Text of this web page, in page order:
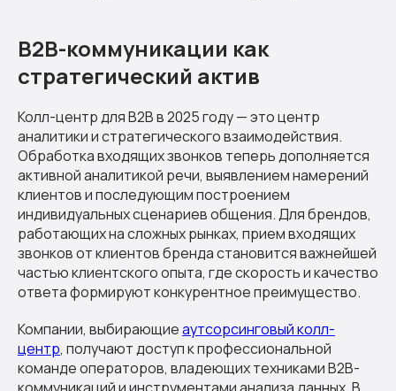
B2B-коммуникации как
стратегический актив
Колл-центр для B2B в 2025 году — это центр
аналитики и стратегического взаимодействия.
Обработка входящих звонков теперь дополняется
активной аналитикой речи, выявлением намерений
клиентов и последующим построением
индивидуальных сценариев общения. Для брендов,
работающих на сложных рынках, прием входящих
звонков от клиентов бренда становится важнейшей
частью клиентского опыта, где скорость и качество
ответа формируют конкурентное преимущество.
Компании, выбирающиеаутсорсинговый колл-
центр, получают доступ к профессиональной
команде операторов, владеющих техниками B2B-
коммуникаций и инструментами анализа данных. В